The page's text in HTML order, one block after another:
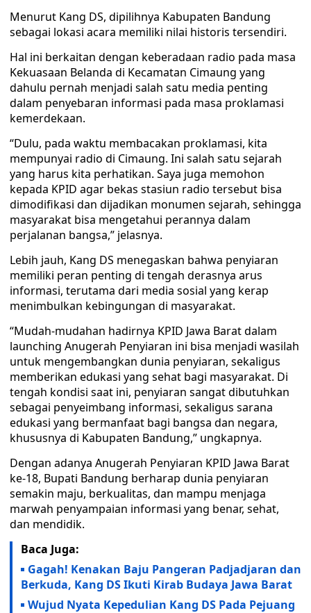
Menurut Kang DS, dipilihnya Kabupaten Bandung
sebagai lokasi acara memiliki nilai historis tersendiri.
Hal ini berkaitan dengan keberadaan radio pada masa
Kekuasaan Belanda di Kecamatan Cimaung yang
dahulu pernah menjadi salah satu media penting
dalam penyebaran informasi pada masa proklamasi
kemerdekaan.
“Dulu, pada waktu membacakan proklamasi, kita
mempunyai radio di Cimaung. Ini salah satu sejarah
yang harus kita perhatikan. Saya juga memohon
kepada KPID agar bekas stasiun radio tersebut bisa
dimodifikasi dan dijadikan monumen sejarah, sehingga
masyarakat bisa mengetahui perannya dalam
perjalanan bangsa,” jelasnya.
Lebih jauh, Kang DS menegaskan bahwa penyiaran
memiliki peran penting di tengah derasnya arus
informasi, terutama dari media sosial yang kerap
menimbulkan kebingungan di masyarakat.
“Mudah-mudahan hadirnya KPID Jawa Barat dalam
launching Anugerah Penyiaran ini bisa menjadi wasilah
untuk mengembangkan dunia penyiaran, sekaligus
memberikan edukasi yang sehat bagi masyarakat. Di
tengah kondisi saat ini, penyiaran sangat dibutuhkan
sebagai penyeimbang informasi, sekaligus sarana
edukasi yang bermanfaat bagi bangsa dan negara,
khususnya di Kabupaten Bandung,” ungkapnya.
Dengan adanya Anugerah Penyiaran KPID Jawa Barat
ke-18, Bupati Bandung berharap dunia penyiaran
semakin maju, berkualitas, dan mampu menjaga
marwah penyampaian informasi yang benar, sehat,
dan mendidik.
Baca Juga:
Gagah! Kenakan Baju Pangeran Padjadjaran dan
Berkuda, Kang DS Ikuti Kirab Budaya Jawa Barat
Wujud Nyata Kepedulian Kang DS Pada Pejuang